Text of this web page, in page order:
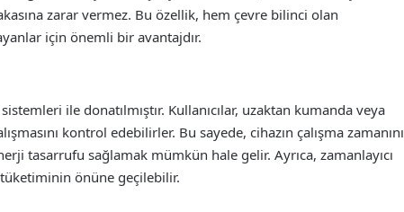
zarar vermez. Bu özellik, hem çevre bilinci olan
için önemli bir avantajdır.
ile donatılmıştır. Kullanıcılar, uzaktan kumanda veya
kontrol edebilirler. Bu sayede, cihazın çalışma zamanını
tasarrufu sağlamak mümkün hale gelir. Ayrıca, zamanlayıcı
önüne geçilebilir.